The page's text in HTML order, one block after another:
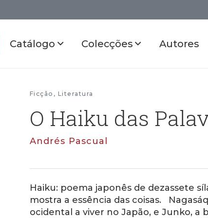
Catálogo Colecções Autores
Ficção , Literatura
O Haiku das
Andrés Pascual
Haiku: poema japonês de dezassete
mostra a essência das coisas.
ocidental a viver no Japão, e Junko, a